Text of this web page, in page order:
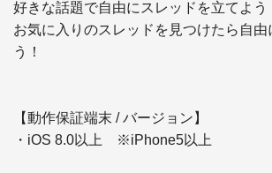
好きな話題で自由にスレッドを立てよう
お気に入りのスレッドを見つけたら自由
う！
【動作保証端末 / バージョン】
・iOS 8.0以上　※iPhone5以上